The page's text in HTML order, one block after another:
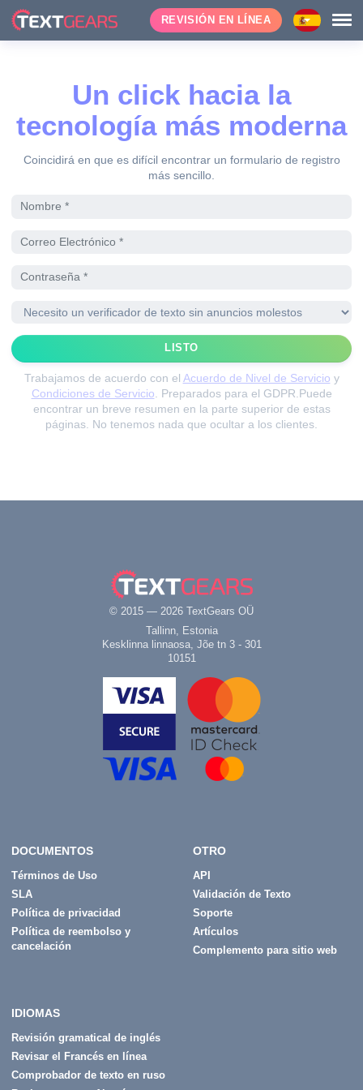
REVISIÓN EN LÍNEA
Un click hacia la
tecnología más moderna
Coincidirá en que es difícil encontrar un formulario de registro
más sencillo.
LISTO
Trabajamos de acuerdo con el Acuerdo de Nivel de Servicio y
Condiciones de Servicio . Preparados para el GDPR. Puede
encontrar un breve resumen en la parte superior de estas
páginas. No tenemos nada que ocultar a los clientes.
© 2015 — 2026 TextGears OÜ
Tallinn, Estonia
Kesklinna linnaosa, Jõe tn 3 - 301
10151
DOCUMENTOS
Términos de Uso
SLA
Política de privacidad
Política de reembolso y
cancelación
OTRO
API
Validación de Texto
Soporte
Artículos
Complemento para sitio web
IDIOMAS
Revisión gramatical de inglés
Revisar el Francés en línea
Comprobador de texto en ruso